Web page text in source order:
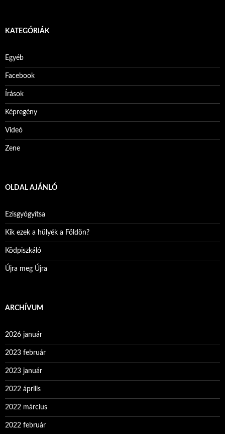
KATEGÓRIÁK
Egyéb
Facebook
Írások
Képregény
Videó
Zene
OLDAL AJÁNLÓ
Ezisgyógyítsa
Kik ezek a hülyék a Földön?
Ködpiszkáló
Újra meg Újra
ARCHÍVUM
2026 január
2023 február
2023 január
2022 április
2022 március
2022 február